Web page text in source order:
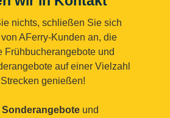
nichts, schließen Sie sich
AFerry-Kunden an, die
Frühbucherangebote und
auf einer Vielzahl
genießen!
Sonderangebote und